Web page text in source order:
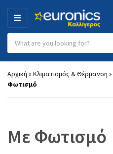
MENU
Category name
Αρχική » Κλιματισμός & Θέρμανση »
Φωτισμό
Με Φωτισμό